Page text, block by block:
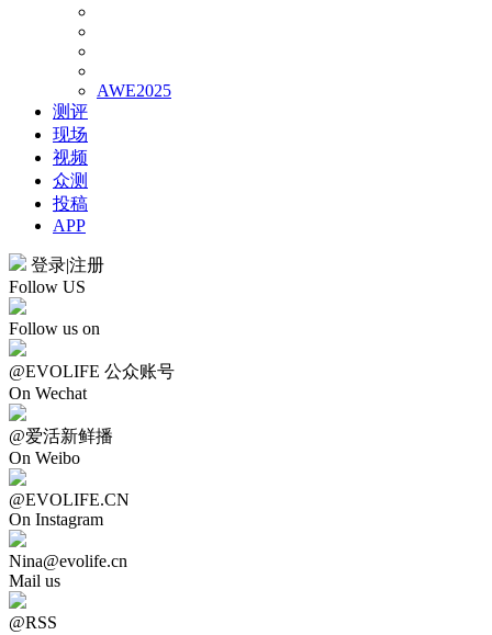
AWE2025
测评
现场
视频
众测
投稿
APP
登录|注册
Follow US
Follow us on
@EVOLIFE 公众账号
On Wechat
@爱活新鲜播
On Weibo
@EVOLIFE.CN
On Instagram
Nina@evolife.cn
Mail us
@RSS